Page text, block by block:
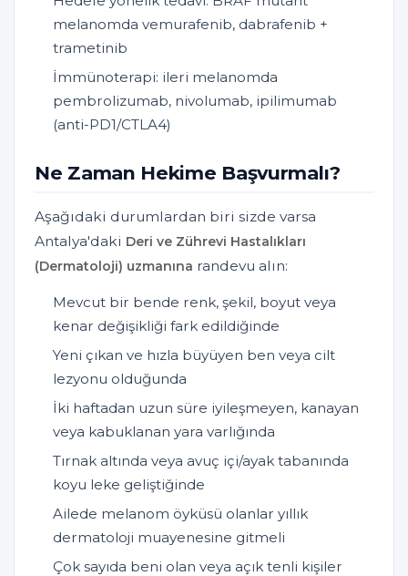
melanomda vemurafenib, dabrafenib +
trametinib
İmmünoterapi: ileri melanomda
pembrolizumab, nivolumab, ipilimumab
(anti-PD1/CTLA4)
Ne Zaman Hekime Başvurmalı?
Aşağıdaki durumlardan biri sizde varsa
Antalya'daki Deri ve Zührevi Hastalıkları
(Dermatoloji) uzmanına randevu alın:
Mevcut bir bende renk, şekil, boyut veya
kenar değişikliği fark edildiğinde
Yeni çıkan ve hızla büyüyen ben veya cilt
lezyonu olduğunda
İki haftadan uzun süre iyileşmeyen, kanayan
veya kabuklanan yara varlığında
Tırnak altında veya avuç içi/ayak tabanında
koyu leke geliştiğinde
Ailede melanom öyküsü olanlar yıllık
dermatoloji muayenesine gitmeli
Çok sayıda beni olan veya açık tenli kişiler